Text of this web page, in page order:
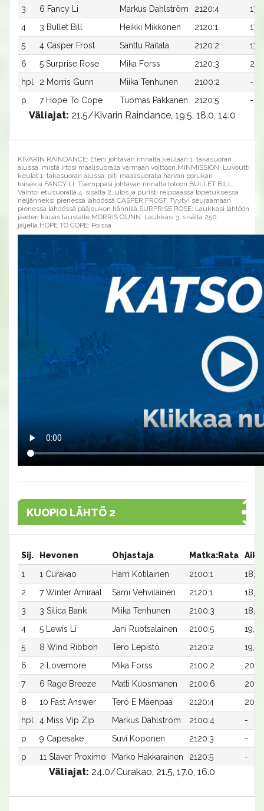
3
6 Fancy Li Markus Dahlström 2120:4
17,4
4
3 Bullet Bill Heikki Mikkonen 2120:1
17,5
5
4 Casper Frost Santtu Raitala 2120:2
17,8
6
5 Surprise Rose Mika Forss 2120:3
hpl
2 Morris Gunn Miika Tenhunen 2100:2
-
p
7 Hope To Cope Tuomas Pakkanen 2120:5 -
Väliajat: 21.5/Kivarin Raindance, 19.5, 18.0, 14.0
KIVARIN RAINDANCE: Eteni johtavan rinnalta keulaan 1. takasuoran
alussa, mistä irtosi maalisuoralla varmaan voittoon.MINMISSION: Luvoutti
keulat 1. takasuoran alussa, piti maalisuoralla harvan porukan
toiseksi.FANCY LI: Tsemppasi johtavan rinnalta totoon.BULLET BILL:
Vaihtoi etusuoralla 4. sisältä 2. ulos ja puristi reippaassa lopetuksessa
neljänneksi pienessä lähdössä.CASPER FROST: Tyytyi seuraamaan
pienessä lähdössä pääjoukon hännillä.SURPRISE ROSE: Laukkasi lähtöön
jääden kauas taustalle.MORRIS GUNN: Laukkasi 3. sisältä 250
jäljellä.HOPE TO COPE: Poissa.
KUOPIO LÄHTÖ 2
Sij. Hevonen Ohjastaja Matka:Rata
Aika
1
1 Curakao Harri Kotilainen 2100:1
18,8
2
7 Winter Amiraal Sami Vehviläinen 2120:1
18,1
3
3 Silica Bank Miika Tenhunen 2100:3
18,9
4
5 Lewis Li Jani Ruotsalainen 2100:5
19,4
5
8 Wind Ribbon Tero Lepistö 2120:2
19,2
6
2 Lovemore Mika Forss 2100:2
20,2
7
6 Rage Breeze Matti Kuosmanen 2100:6
20,6
8
10 Fast Answer Tero E Mäenpää 2120:4
20,5x
hpl
4 Miss Vip Zip Markus Dahlström 2100:4
-
p
9 Capesake Suvi Koponen 2120:3
-
p
11 Slaver Proximo Marko Hakkarainen 2120:5 -
Väliajat: 24.0/Curakao, 21.5, 17.0, 16.0